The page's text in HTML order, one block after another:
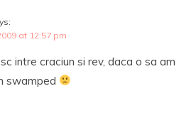
at 12:57 pm
intre craciun si rev, daca o sa am
swamped